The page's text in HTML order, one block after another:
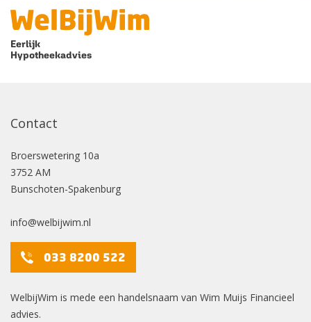
Eerlijk
Hypotheekadvies
Contact
Broerswetering 10a
3752 AM
Bunschoten-Spakenburg
info@welbijwim.nl
033 8200 522
WelbijWim is mede een handelsnaam van Wim Muijs Financieel
advies.